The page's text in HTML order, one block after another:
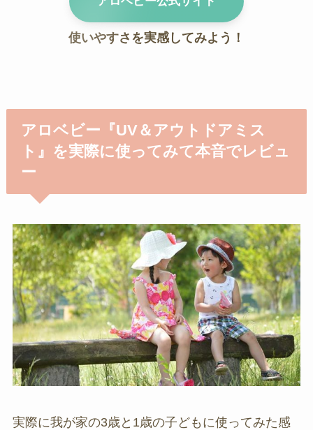
使いやすさを実感してみよう！
アロベビー『UV＆アウトドアミス
ト』を実際に使ってみて本音でレビュ
ー
実際に我が家の3歳と1歳の子どもに使ってみた感